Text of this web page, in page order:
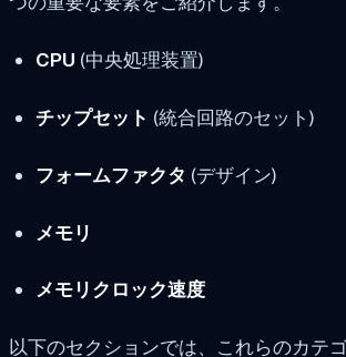
CPU (中央処理装置)
チップセット (統合回路のセット)
フォームファクタ (デザイン)
メモリ
メモリクロック速度
以下のセクションでは、これらのカテ